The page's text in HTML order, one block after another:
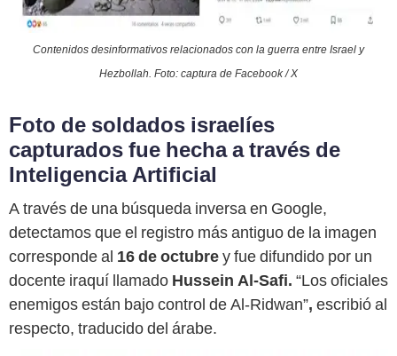
Contenidos desinformativos relacionados con la guerra entre Israel y
Hezbollah. Foto: captura de Facebook / X
Foto de soldados israelíes
capturados fue hecha a través de
Inteligencia Artificial
A través de una búsqueda inversa en Google,
detectamos que el registro más antiguo de la imagen
corresponde al 16 de octubrey fue difundido por un
docente iraquí llamado Hussein Al-Safi. “Los oficiales
enemigos están bajo control de Al-Ridwan”, escribió al
respecto, traducido del árabe.